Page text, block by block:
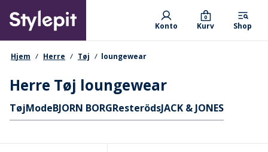
main
content
Primary departments
Konto Kurv
0
Shop
navigationssti
Hjem Herre Tøj loungewear
Herre Tøj loungewear
Hurtige links
TøjModeBJORN BORGResterödsJACK & JONES